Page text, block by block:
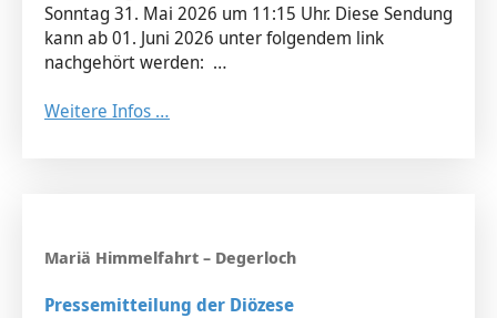
Sonntag 31. Mai 2026 um 11:15 Uhr. Diese Sendung
kann ab 01. Juni 2026 unter folgendem link
nachgehört werden: …
Weitere Infos …
Pressemitteilung der Diözese